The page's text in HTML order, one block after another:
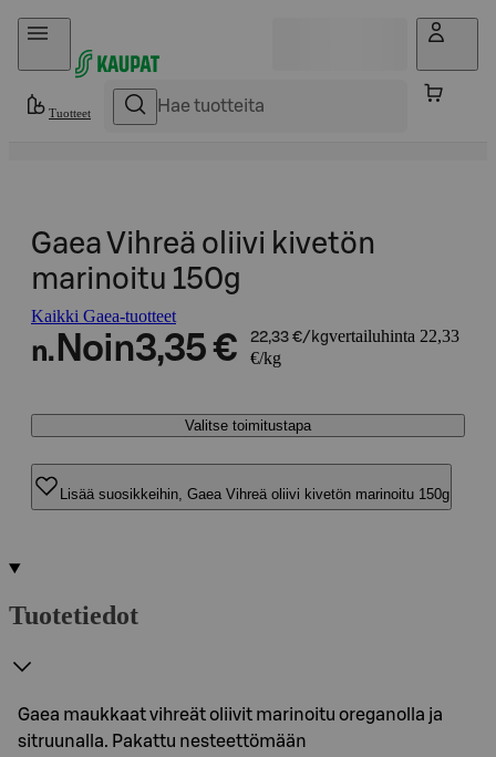
Hyppää sisältöön
Tuotteet
Gaea Vihreä oliivi kivetön
marinoitu 150g
Kaikki Gaea-tuotteet
n. Noin3,35 € 22,33 €/kgvertailuhinta 22,33
€/kg
Valitse toimitustapa
Lisää suosikkeihin, Gaea Vihreä oliivi kivetön marinoitu 150g
Tuotetiedot
Gaea maukkaat vihreät oliivit marinoitu oreganolla ja
sitruunalla. Pakattu nesteettömään